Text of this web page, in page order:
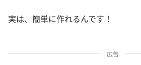
実は、簡単に作れるんです！
広告